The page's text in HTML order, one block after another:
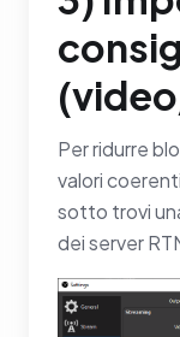
Per ridurre
valori
sotto trovi
dei server